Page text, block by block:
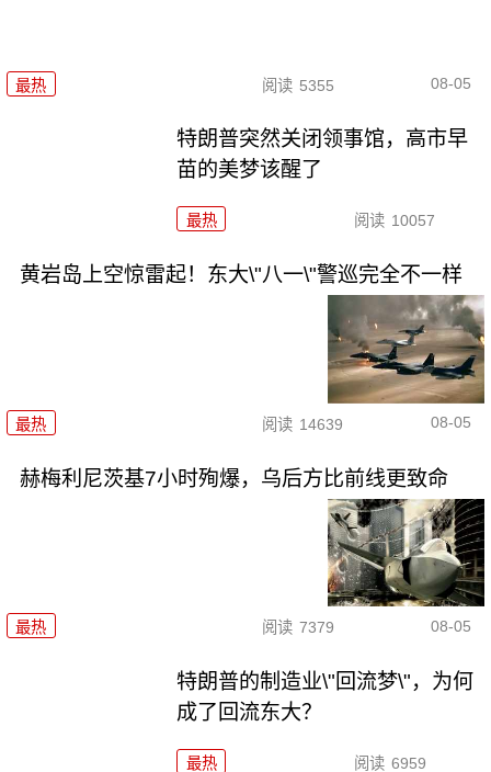
最热 阅读 5355 08-05
特朗普突然关闭领事馆，高市早
苗的美梦该醒了
最热 阅读 10057
黄岩岛上空惊雷起！东大\"八一\"警巡完全不一样
最热 阅读 14639 08-05
赫梅利尼茨基7小时殉爆，乌后方比前线更致命
最热 阅读 7379 08-05
特朗普的制造业\"回流梦\"，为何
成了回流东大？
最热 阅读 6959